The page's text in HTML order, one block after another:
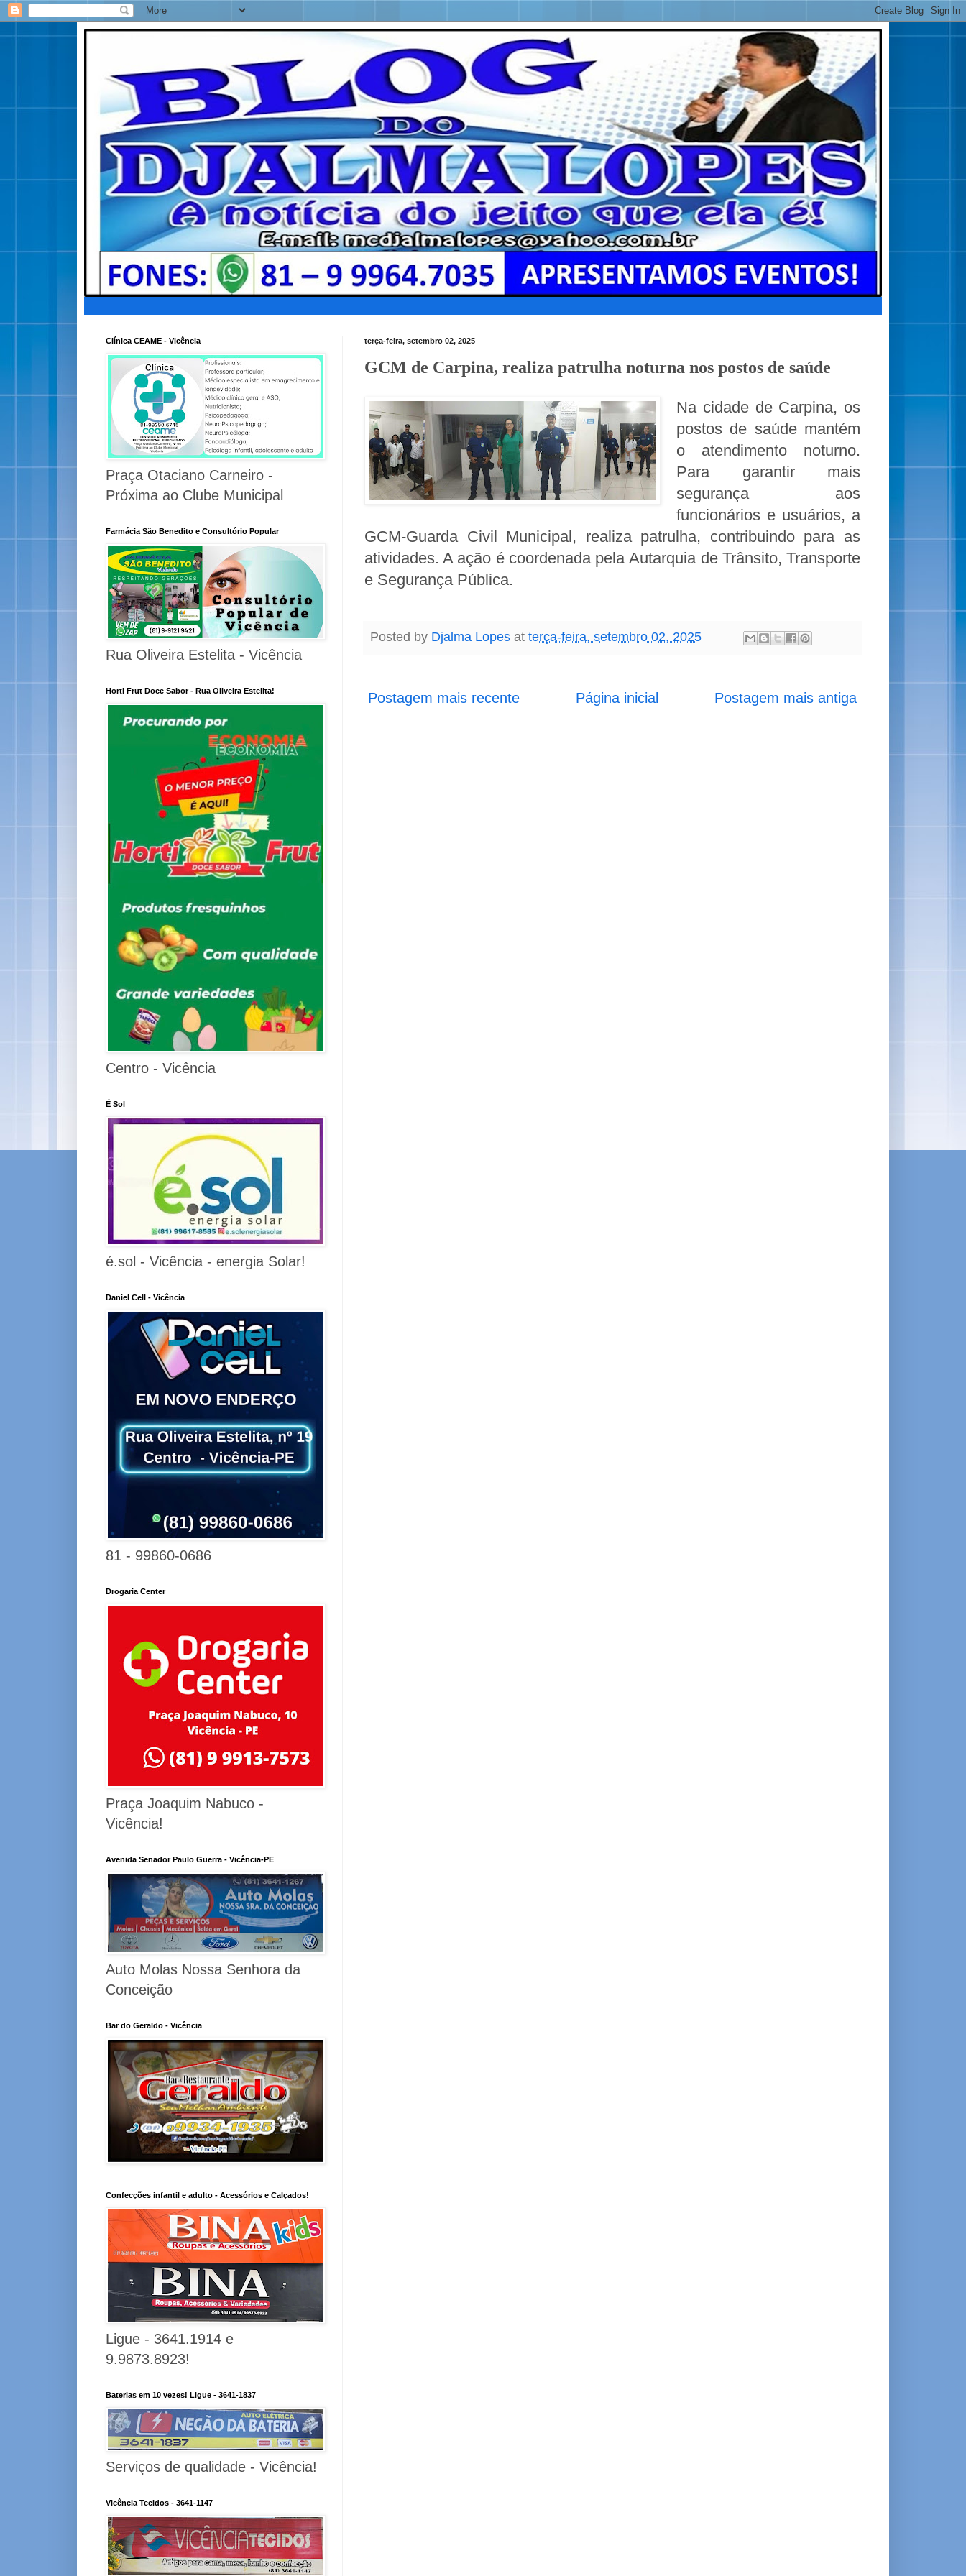
terça-feira, setembro 02, 2025
GCM de Carpina, realiza patrulha noturna nos postos de saúde
Na cidade de Carpina, os
postos de saúde mantém
o atendimento noturno.
Para garantir mais
segurança aos
funcionários e usuários, a
GCM-Guarda Civil Municipal, realiza patrulha, contribuindo para as
atividades. A ação é coordenada pelaAutarquia de Trânsito, Transporte
e Segurança Pública.
Posted by Djalma Lopes at terça-feira, setembro 02, 2025
Postagem mais recente Postagem mais antiga
Página inicial
Clínica CEAME - Vicência
Praça Otaciano Carneiro -
Próxima ao Clube Municipal
Farmácia São Benedito e Consultório Popular
Rua Oliveira Estelita - Vicência
Horti Frut Doce Sabor - Rua Oliveira Estelita!
Centro - Vicência
É Sol
é.sol - Vicência - energia Solar!
Daniel Cell - Vicência
81 - 99860-0686
Drogaria Center
Praça Joaquim Nabuco -
Vicência!
Avenida Senador Paulo Guerra - Vicência-PE
Auto Molas Nossa Senhora da
Conceição
Bar do Geraldo - Vicência
Confecções infantil e adulto - Acessórios e Calçados!
Ligue - 3641.1914 e
9.9873.8923!
Baterias em 10 vezes! Ligue - 3641-1837
Serviços de qualidade - Vicência!
Vicência Tecidos - 3641-1147